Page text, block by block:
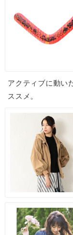
アクティブに動い
ススメ。